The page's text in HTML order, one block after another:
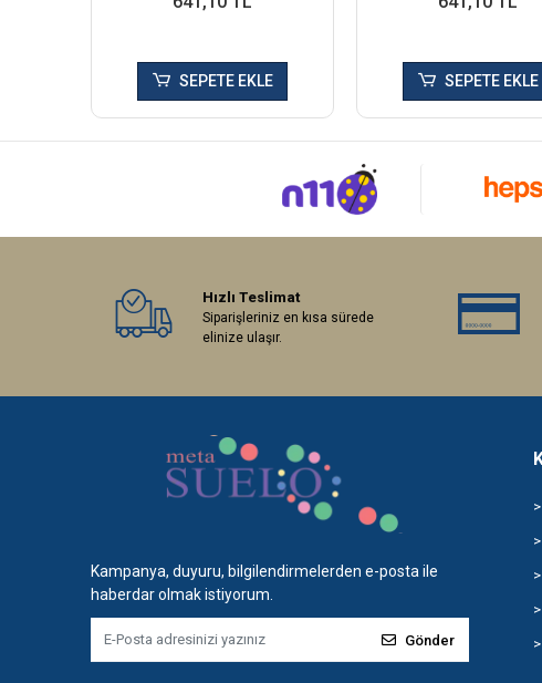
SEPETE EKLE SEPETE EKLE
Hızlı Teslimat
Siparişleriniz en kısa sürede
elinize ulaşır.
Kampanya, duyuru, bilgilendirmelerden e-posta ile
haberdar olmak istiyorum.
Gönder